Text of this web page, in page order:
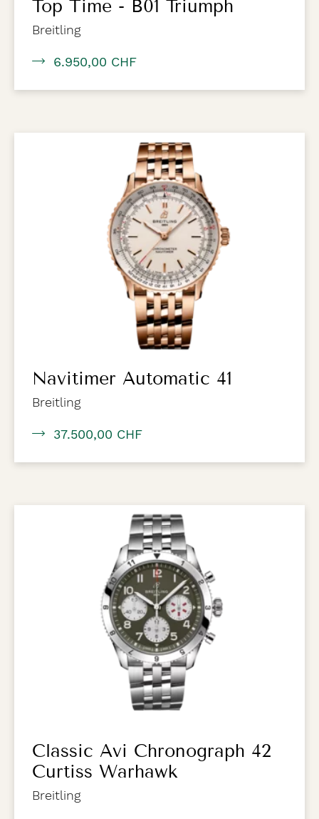
Top Time - B01 Triumph
Breitling
6.950,00 CHF
Navitimer Automatic 41
Breitling
37.500,00 CHF
Classic Avi Chronograph 42
Curtiss Warhawk
Breitling